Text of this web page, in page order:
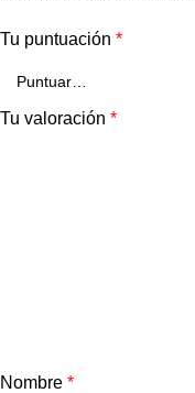
Tu puntuación *
Tu valoración *
Nombre *